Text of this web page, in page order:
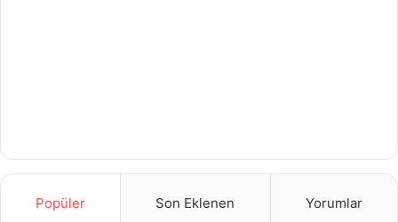
Popüler Son Eklenen Yorumlar